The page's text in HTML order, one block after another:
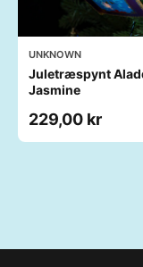
UNKNOWN
Juletræspynt
Jasmine
229,00 kr